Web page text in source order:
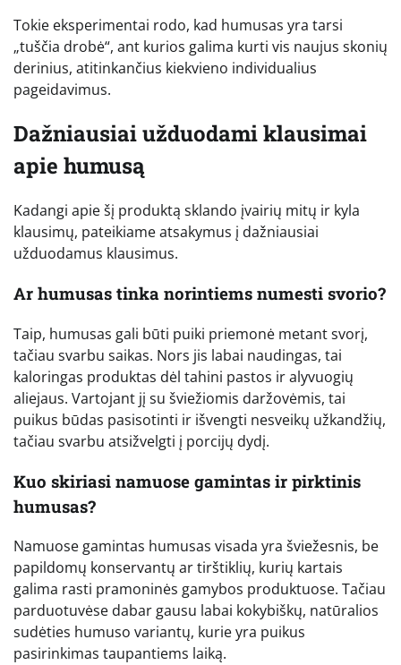
Tokie eksperimentai rodo, kad humusas yra tarsi
„tuščia drobė“, ant kurios galima kurti vis naujus skonių
derinius, atitinkančius kiekvieno individualius
pageidavimus.
Dažniausiai užduodami klausimai
apie humusą
Kadangi apie šį produktą sklando įvairių mitų ir kyla
klausimų, pateikiame atsakymus į dažniausiai
užduodamus klausimus.
Ar humusas tinka norintiems numesti svorio?
Taip, humusas gali būti puiki priemonė metant svorį,
tačiau svarbu saikas. Nors jis labai naudingas, tai
kaloringas produktas dėl tahini pastos ir alyvuogių
aliejaus. Vartojant jį su šviežiomis daržovėmis, tai
puikus būdas pasisotinti ir išvengti nesveikų užkandžių,
tačiau svarbu atsižvelgti į porcijų dydį.
Kuo skiriasi namuose gamintas ir pirktinis
humusas?
Namuose gamintas humusas visada yra šviežesnis, be
papildomų konservantų ar tirštiklių, kurių kartais
galima rasti pramoninės gamybos produktuose. Tačiau
parduotuvėse dabar gausu labai kokybiškų, natūralios
sudėties humuso variantų, kurie yra puikus
pasirinkimas taupantiems laiką.